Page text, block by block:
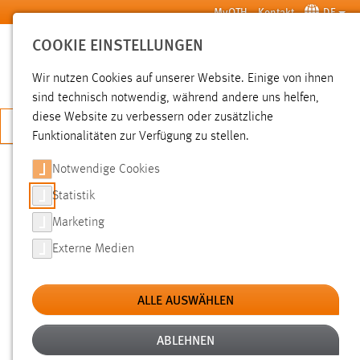
Zum Hauptinhalt springen MyOTH Kontakt DE
SUCHE
JETZT BEWERBEN
SUCHE
FILTER
Typ
Erstellungsdatum
COOKIE EINSTELLUNGEN
Wir nutzen Cookies auf unserer Website. Einige von ihnen
sind technisch notwendig, während andere uns helfen,
diese Website zu verbessern oder zusätzliche
Funktionalitäten zur Verfügung zu stellen.
Notwendige Cookies
Statistik
Marketing
Externe Medien
ALLE AUSWÄHLEN
ABLEHNEN